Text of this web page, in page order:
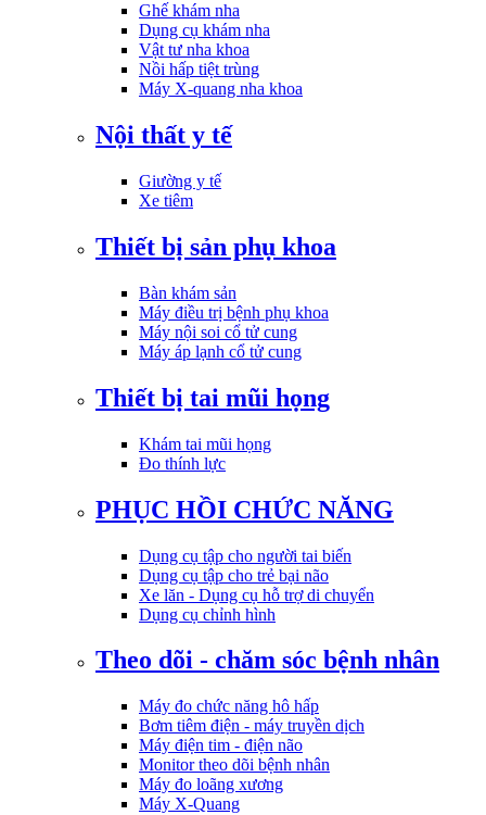
Ghế khám nha
Dụng cụ khám nha
Vật tư nha khoa
Nồi hấp tiệt trùng
Máy X-quang nha khoa
Nội thất y tế
Giường y tế
Xe tiêm
Thiết bị sản phụ khoa
Bàn khám sản
Máy điều trị bệnh phụ khoa
Máy nội soi cổ tử cung
Máy áp lạnh cổ tử cung
Thiết bị tai mũi họng
Khám tai mũi họng
Đo thính lực
PHỤC HỒI CHỨC NĂNG
Dụng cụ tập cho người tai biến
Dụng cụ tập cho trẻ bại não
Xe lăn - Dụng cụ hỗ trợ di chuyển
Dụng cụ chỉnh hình
Theo dõi - chăm sóc bệnh nhân
Máy đo chức năng hô hấp
Bơm tiêm điện - máy truyền dịch
Máy điện tim - điện não
Monitor theo dõi bệnh nhân
Máy đo loãng xương
Máy X-Quang